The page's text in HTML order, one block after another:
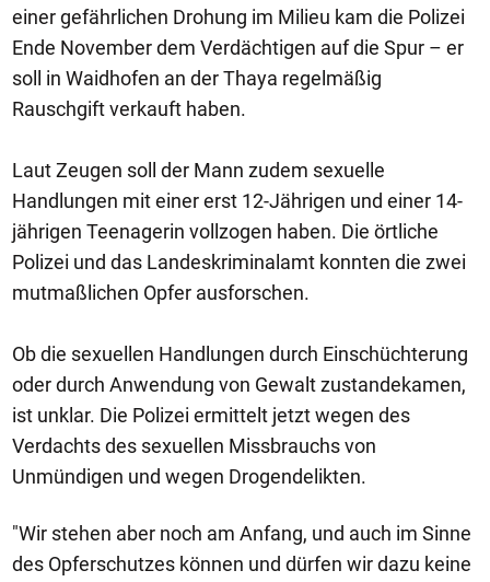
einer gefährlichen Drohung im Milieu kam die Polizei
Ende November dem Verdächtigen auf die Spur – er
soll in Waidhofen an der Thaya regelmäßig
Rauschgift verkauft haben.
Laut Zeugen soll der Mann zudem sexuelle
Handlungen mit einer erst 12-Jährigen und einer 14-
jährigen Teenagerin vollzogen haben. Die örtliche
Polizei und das Landeskriminalamt konnten die zwei
mutmaßlichen Opfer ausforschen.
Ob die sexuellen Handlungen durch Einschüchterung
oder durch Anwendung von Gewalt zustandekamen,
ist unklar. Die Polizei ermittelt jetzt wegen des
Verdachts des sexuellen Missbrauchs von
Unmündigen und wegen Drogendelikten.
"Wir stehen aber noch am Anfang, und auch im Sinne
des Opferschutzes können und dürfen wir dazu keine